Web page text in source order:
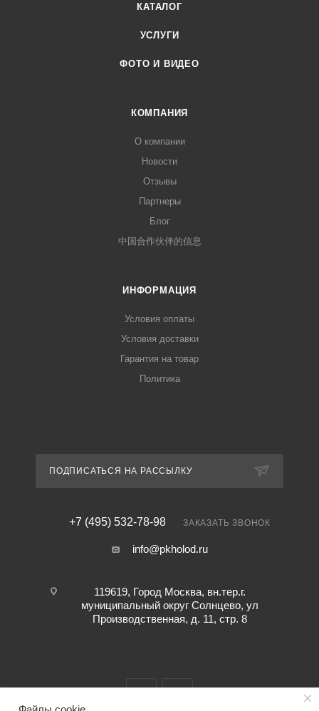
КАТАЛОГ
УСЛУГИ
ФОТО И ВИДЕО
КОМПАНИЯ
О компании
Новости
Отзывы
Партнеры
Блог
中国合作伙伴的信息
ИНФОРМАЦИЯ
Условия оплаты
Условия доставки
Гарантия на товар
Политика
ПОДПИСАТЬСЯ НА РАССЫЛКУ
+7 (495) 532-78-98 ЗАКАЗАТЬ ЗВОНОК
info@pkholod.ru
119619, Город Москва, вн.тер.г.
муниципальный округ Солнцево, ул
Производственная, д. 11, стр. 8